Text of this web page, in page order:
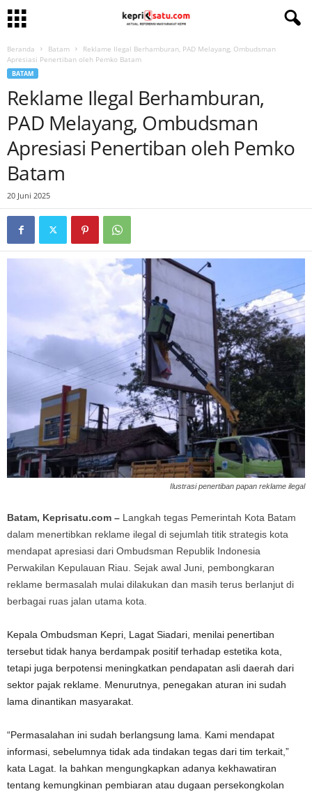
Beranda Batam
Reklame Ilegal Berhamburan, PAD Melayang, Ombudsman
Apresiasi Penertiban oleh Pemko Batam
BATAM
Reklame Ilegal Berhamburan,
PAD Melayang, Ombudsman
Apresiasi Penertiban oleh Pemko
Batam
20 Juni 2025
Ilustrasi penertiban papan reklame ilegal
Batam, Keprisatu.com – Langkah tegas Pemerintah Kota Batam
dalam menertibkan reklame ilegal di sejumlah titik strategis kota
mendapat apresiasi dari Ombudsman Republik Indonesia
Perwakilan Kepulauan Riau. Sejak awal Juni, pembongkaran
reklame bermasalah mulai dilakukan dan masih terus berlanjut di
berbagai ruas jalan utama kota.
Kepala Ombudsman Kepri, Lagat Siadari, menilai penertiban
tersebut tidak hanya berdampak positif terhadap estetika kota,
tetapi juga berpotensi meningkatkan pendapatan asli daerah dari
sektor pajak reklame. Menurutnya, penegakan aturan ini sudah
lama dinantikan masyarakat.
“Permasalahan ini sudah berlangsung lama. Kami mendapat
informasi, sebelumnya tidak ada tindakan tegas dari tim terkait,”
kata Lagat. Ia bahkan mengungkapkan adanya kekhawatiran
tentang kemungkinan pembiaran atau dugaan persekongkolan